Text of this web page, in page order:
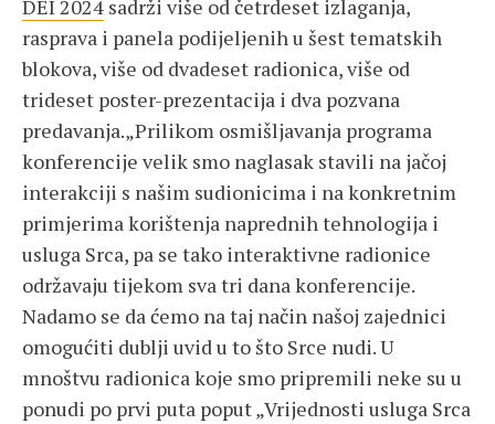
DEI 2024 sadrži više od četrdeset izlaganja,
rasprava i panela podijeljenih u šest tematskih
blokova, više od dvadeset radionica, više od
trideset poster-prezentacija i dva pozvana
predavanja.„Prilikom osmišljavanja programa
konferencije velik smo naglasak stavili na jačoj
interakciji s našim sudionicima i na konkretnim
primjerima korištenja naprednih tehnologija i
usluga Srca, pa se tako interaktivne radionice
održavaju tijekom sva tri dana konferencije.
Nadamo se da ćemo na taj način našoj zajednici
omogućiti dublji uvid u to što Srce nudi. U
mnoštvu radionica koje smo pripremili neke su u
ponudi po prvi puta poput „Vrijednosti usluga Srca